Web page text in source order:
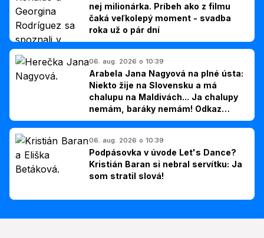
nej milionárka. Príbeh ako z filmu
čaká veľkolepý moment - svadba
roka už o pár dní
06. aug. 2026 o 10:39
Arabela Jana Nagyová na plné ústa:
Niekto žije na Slovensku a má
chalupu na Maldivách... Ja chalupy
nemám, baráky nemám! Odkaz
Slovákom
06. aug. 2026 o 10:39
Podpásovka v úvode Let's Dance?
Kristián Baran si nebral servítku: Ja
som stratil slová!